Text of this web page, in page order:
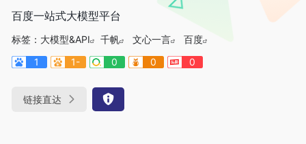
百度一站式大模型平台
标签： 大模型&API 千帆 文心一言
百度
1
1- 0 0 0
链接直达